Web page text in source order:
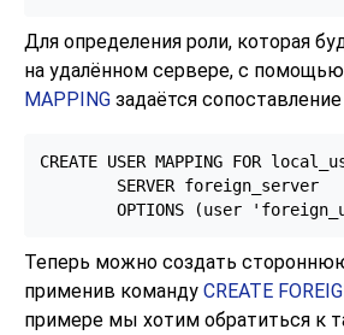
Для определения роли, которая
на удалённом сервере, с помощью
MAPPING задаётся
CREATE USER MAPPING FOR
        SERVER foreign_server
OPTIONS (user
Теперь можно создать
применив команду CREATE
примере мы хотим обратиться к